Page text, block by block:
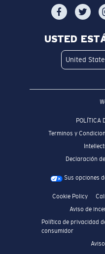
USTED
United
POLÍTICA
Terminos y
Declaración
Sus opciones
Cookie Policy
Aviso de
Política de privacidad
consumidor